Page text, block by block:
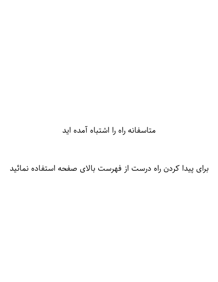
متاسفانه راه را اشتباه آمده اید
برای پیدا کردن راه درست از فهرست بالای صفحه استفاده نمائید